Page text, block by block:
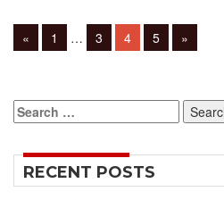
Posts
« Page
1 … Page
3 Page
4 Page
5 »
Search
for:
RECENT POSTS